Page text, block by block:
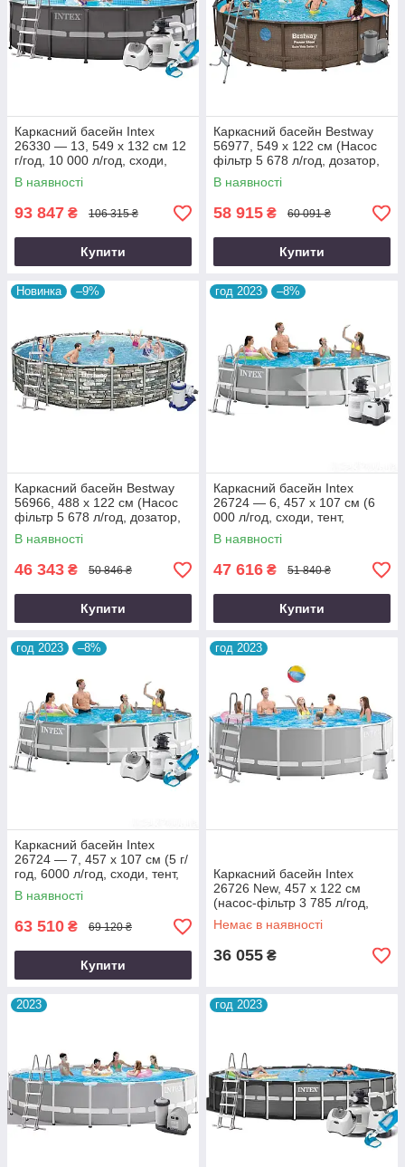
Каркасний басейн Intex
26330 — 13, 549 х 132 см 12
г/год, 10 000 л/год, сходи,
тент, підстилка, набір
В наявності
93 847 ₴ 106 315 ₴
Купити
Каркасний басейн Bestway
56977, 549 x 122 см (Насос
фільтр 5 678 л/год, дозатор,
сходи, тент)
В наявності
58 915 ₴ 60 091 ₴
Купити
Новинка –9%
Каркасний басейн Bestway
56966, 488 х 122 см (Насос
фільтр 5 678 л/год, дозатор,
сходи, тент)
В наявності
46 343 ₴ 50 846 ₴
Купити
год 2023 –8%
Каркасний басейн Intex
26724 — 6, 457 х 107 см (6
000 л/год, сходи, тент,
підстилка)
В наявності
47 616 ₴ 51 840 ₴
Купити
год 2023 –8%
Каркасний басейн Intex
26724 — 7, 457 х 107 см (5 г/
год, 6000 л/год, сходи, тент,
підстилка, набір для догляду)
В наявності
63 510 ₴ 69 120 ₴
Купити
год 2023
Каркасний басейн Intex
26726 New, 457 x 122 см
(насос-фільтр 3 785 л/год,
сходи, тент, підстилка)
Немає в наявності
36 055 ₴
2023 год 2023